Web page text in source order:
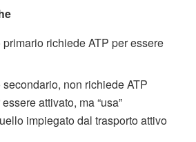
primario richiede ATP per essere
secondario, non richiede ATP
attivato, ma “usa”
impiegato dal trasporto attivo